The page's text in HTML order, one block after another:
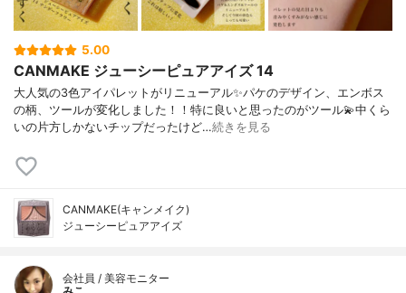
5.00
CANMAKE ジューシーピュアアイズ 14
大人気の3色アイパレットがリニューアル✨パケのデザイン、エンボス
の柄、ツールが変化しました！！特に良いと思ったのがツール💫中くら
いの片方しかないチップだったけど…続きを見る
CANMAKE(キャンメイク)
ジューシーピュアアイズ
会社員 / 美容モニター